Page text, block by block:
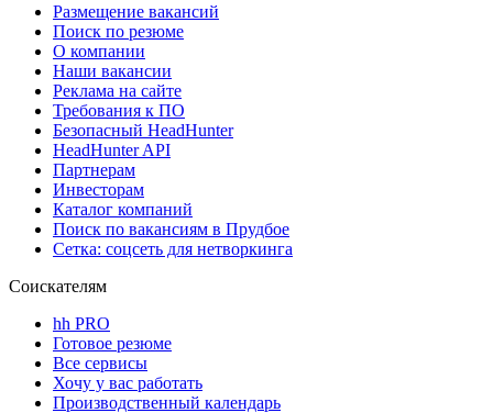
Размещение вакансий
Поиск по резюме
О компании
Наши вакансии
Реклама на сайте
Требования к ПО
Безопасный HeadHunter
HeadHunter API
Партнерам
Инвесторам
Каталог компаний
Поиск по вакансиям в Прудбое
Сетка: соцсеть для нетворкинга
Соискателям
hh PRO
Готовое резюме
Все сервисы
Хочу у вас работать
Производственный календарь